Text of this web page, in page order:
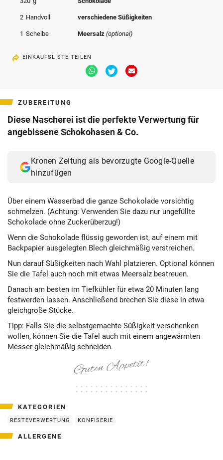
Muthgasse 2, 1190 Wien
2 Handvoll verschiedene Süßigkeiten
1 Scheibe Meersalz(optional)
EINKAUFSLISTE TEILEN
Via
Whatsapp
Via
Twitter
Via
ZUBEREITUNG
Diese Nascherei ist die perfekte Verwertung für
angebissene Schokohasen & Co.
Kronen Zeitung als bevorzugte Google-Quelle
hinzufügen
Über einem Wasserbad die ganze Schokolade vorsichtig
schmelzen. (Achtung: Verwenden Sie dazu nur ungefüllte
Schokolade ohne Zuckerüberzug!)
Wenn die Schokolade flüssig geworden ist, auf einem mit
Backpapier ausgelegten Blech gleichmäßig verstreichen.
Nun darauf Süßigkeiten nach Wahl platzieren. Optional können
Sie die Tafel auch noch mit etwas Meersalz bestreuen.
Danach am besten im Tiefkühler für etwa 20 Minuten lang
festwerden lassen. Anschließend brechen Sie diese in etwa
gleichgroße Stücke.
Tipp: Falls Sie die selbstgemachte Süßigkeit verschenken
wollen, können Sie die Tafel auch mit einem angewärmten
Messer gleichmäßig schneiden.
KATEGORIEN
RESTEVERWERTUNG KONFISERIE
ALLERGENE